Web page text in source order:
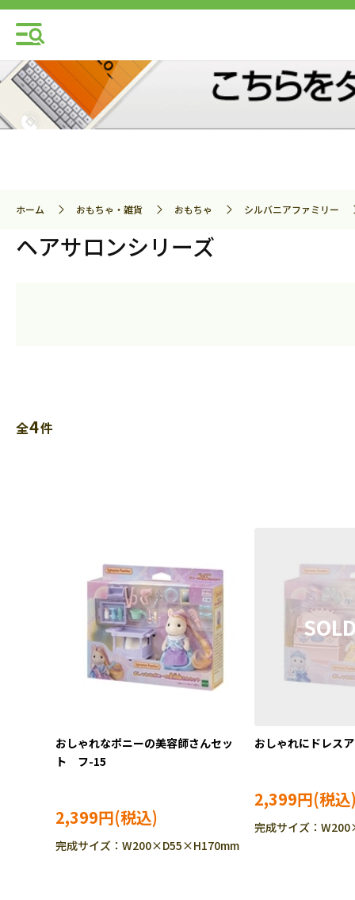
ホーム おもちゃ・雑貨 おもちゃ シルバニアファミリー
ヘアサロンシリーズ
全4件
おしゃれなポニーの美容師さんセッ
ト フ-15
2,399円
完成サイズ：W200×D55×H170mm
おしゃれにドレス
2,399円
完成サイズ：